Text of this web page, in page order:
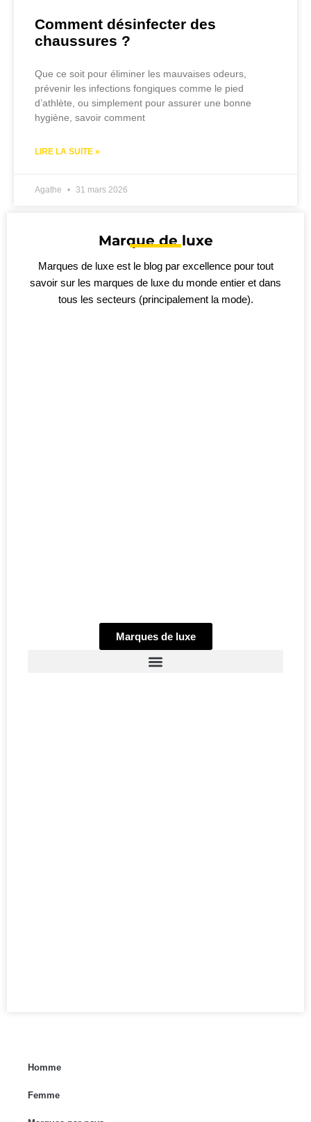
Comment désinfecter des
chaussures ?
Que ce soit pour éliminer les mauvaises odeurs,
prévenir les infections fongiques comme le pied
d’athlète, ou simplement pour assurer une bonne
hygiène, savoir comment
LIRE LA SUITE »
Agathe 31 mars 2026
Marque de luxe
Marques de luxe est le blog par excellence pour tout
savoir sur les marques de luxe du monde entier et dans
tous les secteurs (principalement la mode).
Marques de luxe
Homme
Femme